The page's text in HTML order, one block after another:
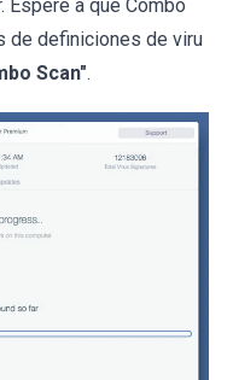
Espere a que Combo
de definiciones de viru
Scan".